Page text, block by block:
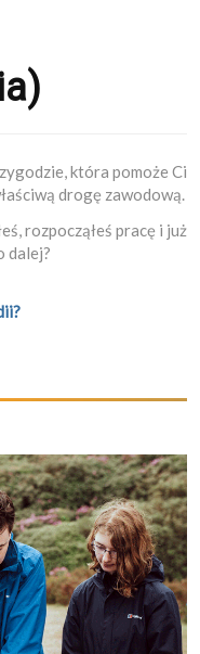
która pomoże Ci
drogę zawodową.
rozpocząłeś pracę i już
dalej?